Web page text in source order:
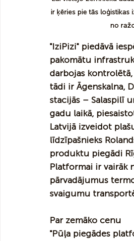
ir ķēries pie tās loģistikas
no
"IziPizi" piedāvā
pakomātu
darbojas
tādi ir Āgenskalna,
stacijās – Salaspilī
gadu laikā,
Latvijā izveidot
līdzīpašnieks
produktu piegādi
Platformai ir vairāk
pārvadājumus
svaigumu
Par zemāko cenu
"Pūļa piegādes